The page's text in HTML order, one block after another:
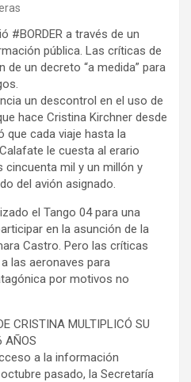
#BORDER a través de un
pública. Las críticas de
un decreto “a medida” para
un descontrol en el uso de
hace Cristina Kirchner desde
que cada viaje hasta la
le cuesta al erario
mil y un millón y
del avión asignado.
el Tango 04 para una
en la asunción de la
Castro. Pero las críticas
las aeronaves para
por motivos no
CRISTINA MULTIPLICÓ SU
AÑOS
a la información
pasado, la Secretaría